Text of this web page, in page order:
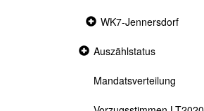
Collapsed
WK7-Jennersdorf
Collapsed
Auszählstatus
Mandatsverteilung